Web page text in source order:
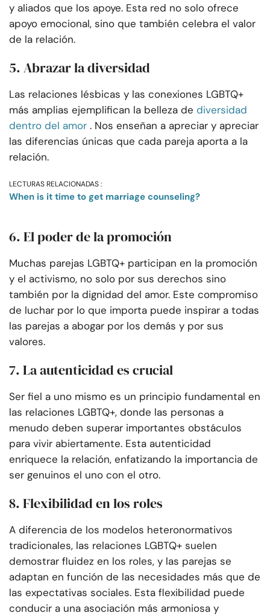
y aliados que los apoye. Esta red no solo ofrece
apoyo emocional, sino que también celebra el valor
de la relación.
5. Abrazar la diversidad
Las relaciones lésbicas y las conexiones LGBTQ+
más amplias ejemplifican la belleza de diversidad
dentro del amor . Nos enseñan a apreciar y apreciar
las diferencias únicas que cada pareja aporta a la
relación.
LECTURAS RELACIONADAS :
When is it time to get marriage counseling?
6. El poder de la promoción
Muchas parejas LGBTQ+ participan en la promoción
y el activismo, no solo por sus derechos sino
también por la dignidad del amor. Este compromiso
de luchar por lo que importa puede inspirar a todas
las parejas a abogar por los demás y por sus
valores.
7. La autenticidad es crucial
Ser fiel a uno mismo es un principio fundamental en
las relaciones LGBTQ+, donde las personas a
menudo deben superar importantes obstáculos
para vivir abiertamente. Esta autenticidad
enriquece la relación, enfatizando la importancia de
ser genuinos el uno con el otro.
8. Flexibilidad en los roles
A diferencia de los modelos heteronormativos
tradicionales, las relaciones LGBTQ+ suelen
demostrar fluidez en los roles, y las parejas se
adaptan en función de las necesidades más que de
las expectativas sociales. Esta flexibilidad puede
conducir a una asociación más armoniosa y